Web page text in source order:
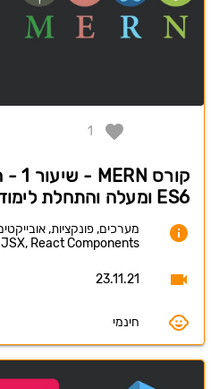
1
ES6 ומעלה והתחלת לימוד ריאקט
JSX, React Components
23.11.21
חינמי